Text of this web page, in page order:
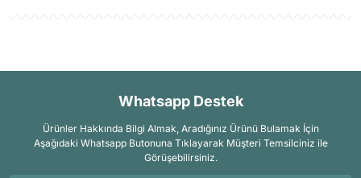
Whatsapp Destek
Ürünler Hakkında Bilgi Almak, Aradığınız Ürünü Bulamak İçin
Aşağıdaki Whatsapp Butonuna Tıklayarak Müşteri Temsilciniz ile
Görüşebilirsiniz.